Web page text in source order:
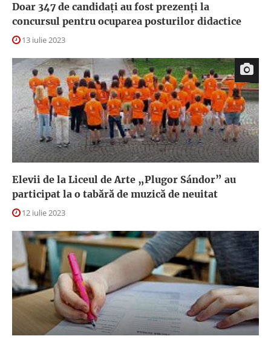
Doar 347 de candidați au fost prezenți la
concursul pentru ocuparea posturilor didactice
13 iulie 2023
Elevii de la Liceul de Arte „Plugor Sándor” au
participat la o tabără de muzică de neuitat
12 iulie 2023